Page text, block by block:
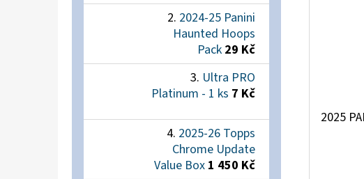
2024-25 Panini
Haunted Hoops
Pack 29 Kč
Ultra PRO
Platinum - 1 ks 7 Kč
2025-26 Topps
Chrome Update
Value Box 1 450 Kč
2025